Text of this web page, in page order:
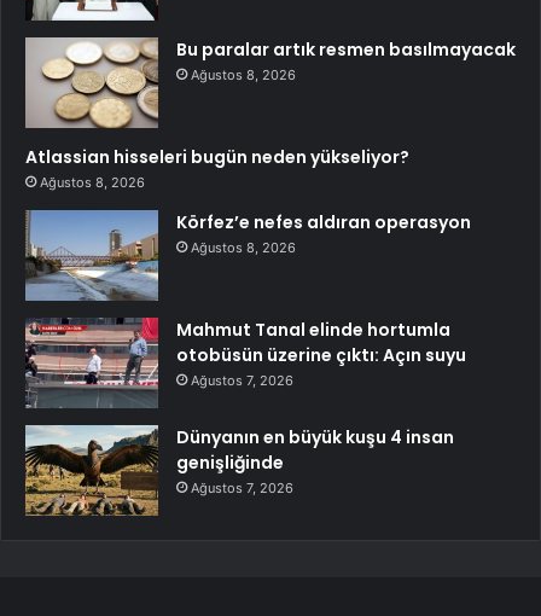
Bu paralar artık resmen basılmayacak
Ağustos 8, 2026
Atlassian hisseleri bugün neden yükseliyor?
Ağustos 8, 2026
Körfez’e nefes aldıran operasyon
Ağustos 8, 2026
Mahmut Tanal elinde hortumla
otobüsün üzerine çıktı: Açın suyu
Ağustos 7, 2026
Dünyanın en büyük kuşu 4 insan
genişliğinde
Ağustos 7, 2026